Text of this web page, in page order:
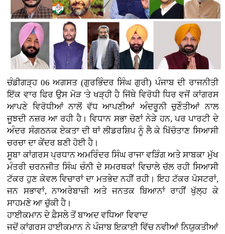
ਚੰਡੀਗੜ੍ਹ 06 ਅਗਸਤ (ਗੁਰਭਿੰਦਰ ਸਿੰਘ ਗੁਰੀ)ਪੰਜਾਬ ਦੀ ਰਾਜਨੀਤੀ
ਇੱਕ ਵਾਰ ਫਿਰ ਉਸ ਮੋੜ 'ਤੇ ਖੜ੍ਹੀ ਹੈ ਜਿੱਥੇ ਵਿਰੋਧੀ ਧਿਰ ਵਜੋਂ ਕਾਂਗਰਸ
ਆਪਣੇ ਵਿਰੋਧੀਆਂ ਨਾਲੋਂ ਵੱਧ ਆਪਣੀਆਂ ਅੰਦਰੂਨੀ ਚੁਣੌਤੀਆਂ ਨਾਲ
ਜੂਝਦੀ ਨਜ਼ਰ ਆ ਰਹੀ ਹੈ। ਵਿਧਾਨ ਸਭਾ ਚੋਣਾਂ ਨੇੜੇ ਹਨ, ਪਰ ਪਾਰਟੀ ਦੇ
ਅੰਦਰ ਸੰਗਠਨਕ ਏਕਤਾ ਦੀ ਥਾਂ ਲੀਡਰਸ਼ਿਪ ਨੂੰ ਲੈ ਕੇ ਖਿੱਚੋਤਾਣ ਸਿਆਸੀ
ਚਰਚਾ ਦਾ ਕੇਂਦਰ ਬਣੀ ਹੋਈ ਹੈ।
ਸੂਬਾ ਕਾਂਗਰਸ ਪ੍ਰਧਾਨ ਅਮਰਿੰਦਰ ਸਿੰਘ ਰਾਜਾ ਵੜਿੰਗ ਅਤੇ ਸਾਬਕਾ ਮੁੱਖ
ਮੰਤਰੀ ਚਰਨਜੀਤ ਸਿੰਘ ਚੰਨੀ ਦੇ ਸਮਰਥਕਾਂ ਵਿਚਾਲੇ ਚੱਲ ਰਹੀ ਸਿਆਸੀ
ਟੱਕਰ ਹੁਣ ਕੇਵਲ ਵਿਚਾਰਾਂ ਦਾ ਮਤਭੇਦ ਨਹੀਂ ਰਹੀ। ਇਹ ਟੱਕਰ ਪੋਸਟਰਾਂ,
ਜਨ ਸਭਾਵਾਂ, ਨਾਅਰੇਬਾਜ਼ੀ ਅਤੇ ਜਨਤਕ ਬਿਆਨਾਂ ਰਾਹੀਂ ਖੁੱਲ੍ਹ ਕੇ
ਸਾਹਮਣੇ ਆ ਚੁੱਕੀ ਹੈ।
ਹਾਈਕਮਾਨ ਦੇ ਫ਼ੈਸਲੇ ਤੋਂ ਬਾਅਦ ਵਧਿਆ ਵਿਵਾਦ
ਜਦੋਂ ਕਾਂਗਰਸ ਹਾਈਕਮਾਨ ਨੇ ਪੰਜਾਬ ਇਕਾਈ ਵਿੱਚ ਨਵੀਆਂ ਨਿਯੁਕਤੀਆਂ